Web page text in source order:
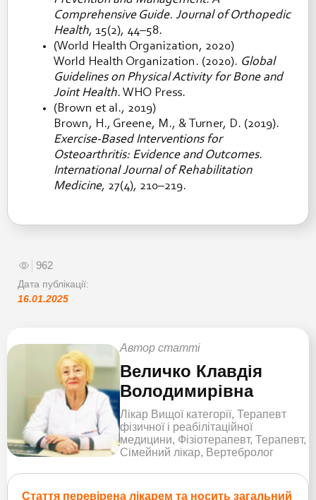
Comprehensive Guide. Journal of Orthopedic
Health, 15(2), 44–58.
(World Health Organization, 2020)
World Health Organization. (2020). Global
Guidelines on Physical Activity for Bone and
Joint Health. WHO Press.
(Brown et al., 2019)
Brown, H., Greene, M., & Turner, D. (2019).
Exercise-Based Interventions for
Osteoarthritis: Evidence and Outcomes.
International Journal of Rehabilitation
Medicine, 27(4), 210–219.
962
Дата публікації:
16.01.2025
Автор статті
Величко Клавдія
Володимирівна
Лікар Вищої категорії, Терапевт
фізичної і реабілітаційної
медицини, Фізіотерапевт, Терапевт,
Сімейний лікар, Вертебролог
Стаття перевірена лікарем та носить загальний